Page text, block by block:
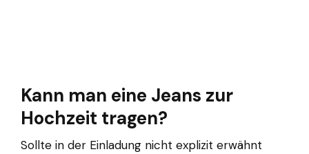
Kann man eine Jeans zur
Hochzeit tragen?
Sollte in der Einladung nicht explizit erwähnt